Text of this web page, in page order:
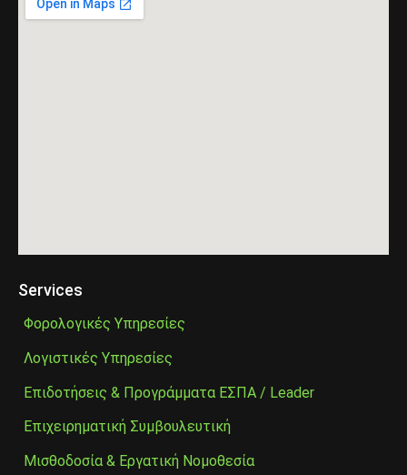
Services
Φορολογικές Υπηρεσίες
Λογιστικές Υπηρεσίες
Επιδοτήσεις & Προγράμματα ΕΣΠΑ / Leader
Επιχειρηματική Συμβουλευτική
Μισθοδοσία & Εργατική Νομοθεσία